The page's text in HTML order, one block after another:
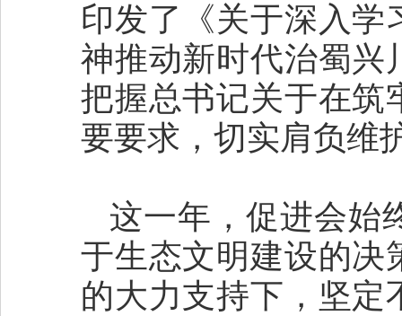
印发了《关于深入学
神推动新时代治蜀兴
把握总书记关于在筑
要要求，切实肩负维
这一年，促进会始
于生态文明建设的决
的大力支持下，坚定